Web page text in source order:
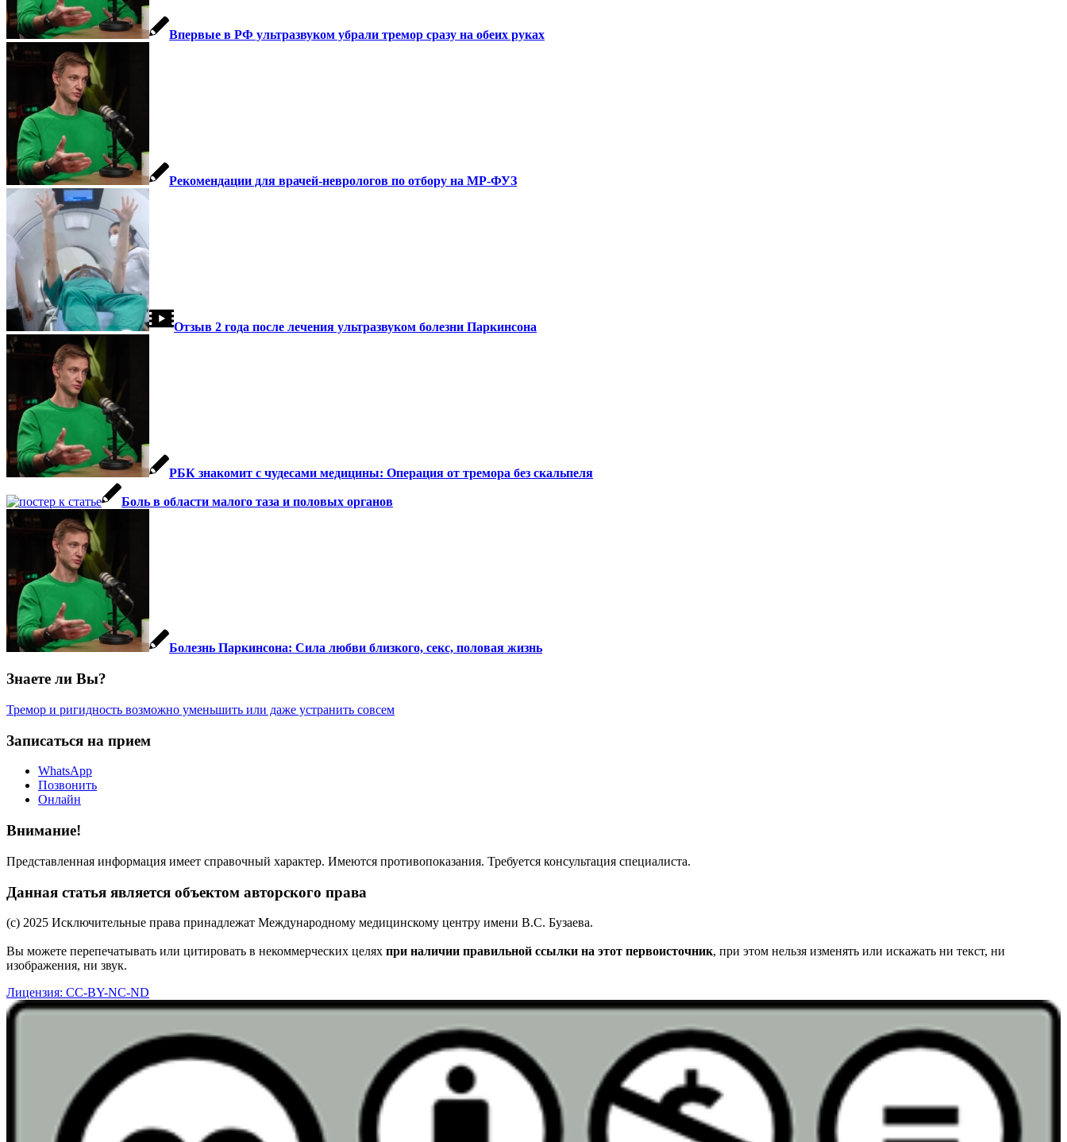
Впервые в РФ ультразвуком убрали тремор сразу на обеих руках
Рекомендации для врачей-неврологов по отбору на МР-ФУЗ
Отзыв 2 года после лечения ультразвуком болезни Паркинсона
РБК знакомит с чудесами медицины: Операция от тремора без скальпеля
Боль в области малого таза и половых органов
Болезнь Паркинсона: Сила любви близкого, секс, половая жизнь
Знаете ли Вы?
Тремор и ригидность возможно уменьшить или даже устранить совсем
Записаться на прием
WhatsApp
Позвонить
Онлайн
Внимание!
Представленная информация имеет справочный характер. Имеются противопоказания. Требуется консультация специалиста.
Данная статья является объектом авторского права
(c) 2025 Исключительные права принадлежат Международному медицинскому центру имени В.С. Бузаева.
Вы можете перепечатывать или цитировать в некоммерческих целях при наличии правильной ссылки на этот первоисточник, при этом нельзя изменять или искажать ни текст, ни
изображения, ни звук.
Лицензия: CC-BY-NC-ND